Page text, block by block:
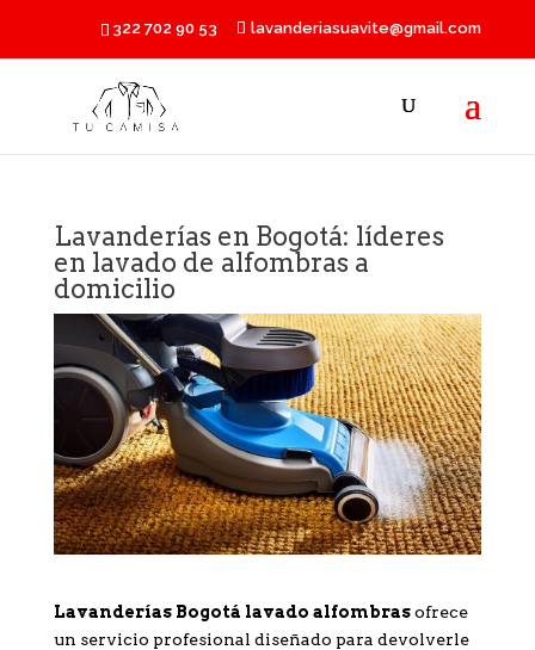
322 702 90 53 lavanderiasuavite@gmail.com
Lavanderías en Bogotá: líderes
en lavado de alfombras a
domicilio
Lavanderías Bogotá lavado alfombrasofrece
un servicio profesional diseñado para devolverle